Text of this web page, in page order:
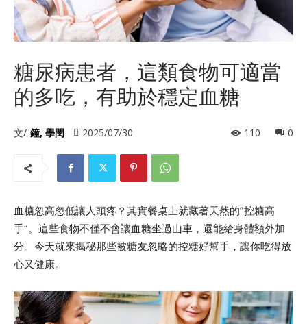
糖尿病患者，這類食物可適當
的多吃，有助於穩定血糖
文/ 鐘, 學閔 2025/07/30 0
110
血糖忽高忽低讓人頭疼？其實餐桌上就藏著天然的”控糖高
手”。這些食物不僅不會讓血糖坐過山車，還能給身體額外加
分。今天就來揭秘那些被糖友忽略的控糖好幫手，讓你吃得放
心又健康。